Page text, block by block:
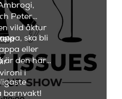
Peter
vild åktur
i
ska bli
eller
är den här
barnvakt!